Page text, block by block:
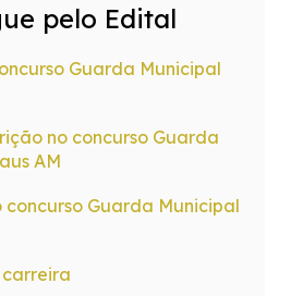
pelo Edital
Guarda Municipal
no concurso Guarda
AM
Guarda Municipal